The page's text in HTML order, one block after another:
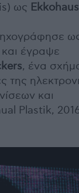
ως Ekkohaus
ηχογράφησε
έγραψε
, ένα
της
και
Plastik,